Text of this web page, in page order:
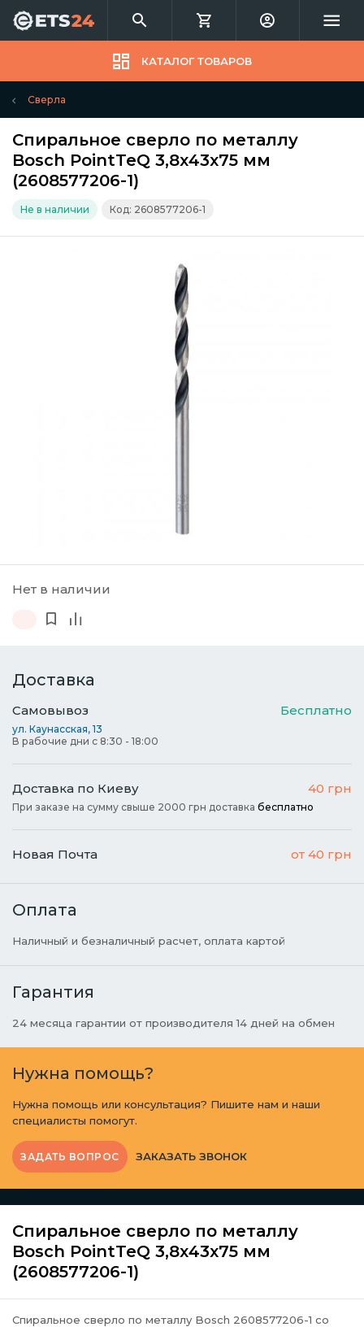
КАТАЛОГ ТОВАРОВ
Сверла
Спиральное сверло по металлу
Bosch PointTeQ 3,8х43х75 мм
(2608577206-1)
Не в наличии Код: 2608577206-1
Нет в наличии
Доставка
Самовывоз Бесплатно
ул. Каунасская, 13
В рабочие дни с 8:30 - 18:00
Доставка по Киеву 40 грн
При заказе на сумму свыше 2000 грн доставка бесплатно
Новая Почта от 40 грн
Оплата
Наличный и безналичный расчет, оплата картой
Гарантия
24 месяца гарантии от производителя 14 дней на обмен
Нужна помощь?
Нужна помощь или консультация? Пишите нам и наши
специалисты помогут.
ЗАДАТЬ ВОПРОС ЗАКАЗАТЬ ЗВОНОК
Спиральное сверло по металлу
Bosch PointTeQ 3,8х43х75 мм
(2608577206-1)
Спиральное сверло по металлу Bosch 2608577206-1 со